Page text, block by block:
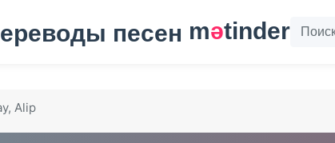
mәtinder
Alip